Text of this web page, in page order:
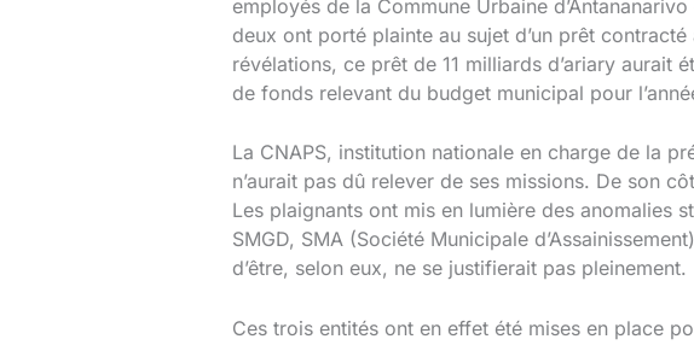
employés de la Commune Urbaine
deux ont porté plainte au sujet d’un prêt
révélations, ce prêt de 11 milliards d’ariary
de fonds relevant du budget municipal pour
La CNAPS, institution nationale en charge de la
n’aurait pas dû relever de ses missions. De son
Les plaignants ont mis en lumière des anomalies
SMGD, SMA (Société Municipale
d’être, selon eux, ne se justifierait pas pleinement.
Ces trois entités ont en effet été mises en place